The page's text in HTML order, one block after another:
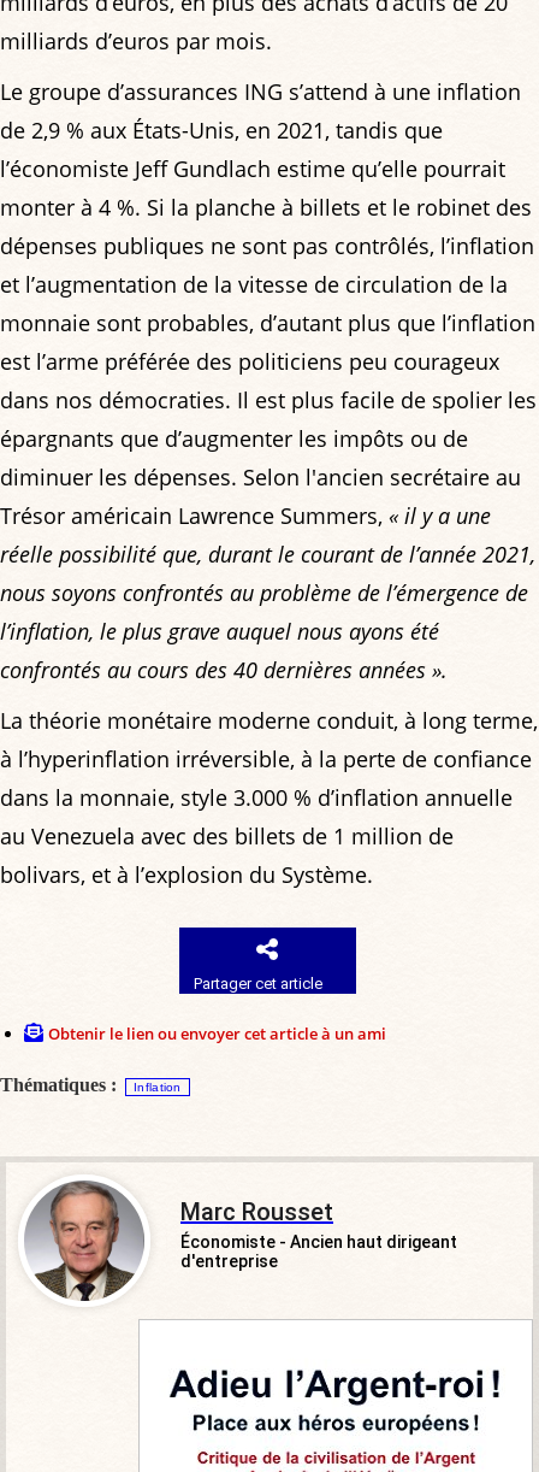
milliards d’euros par mois.
Le groupe d’assurances ING s’attend à une inflation
de 2,9 % aux États-Unis, en 2021, tandis que
l’économiste Jeff Gundlach estime qu’elle pourrait
monter à 4 %. Si la planche à billets et le robinet des
dépenses publiques ne sont pas contrôlés, l’inflation
et l’augmentation de la vitesse de circulation de la
monnaie sont probables, d’autant plus que l’inflation
est l’arme préférée des politiciens peu courageux
dans nos démocraties. Il est plus facile de spolier les
épargnants que d’augmenter les impôts ou de
diminuer les dépenses. Selon l'ancien secrétaire au
Trésor américain Lawrence Summers, « il y a une
réelle possibilité que, durant le courant de l’année 2021,
nous soyons confrontés au problème de l’émergence de
l’inflation, le plus grave auquel nous ayons été
confrontés au cours des 40 dernières années ».
La théorie monétaire moderne conduit, à long terme,
à l’hyperinflation irréversible, à la perte de confiance
dans la monnaie, style 3.000 % d’inflation annuelle
au Venezuela avec des billets de 1 million de
bolivars, et à l’explosion du Système.
Partager cet article
Obtenir le lien ou envoyer cet article à un ami
Thématiques : Inflation
Marc Rousset
Économiste - Ancien haut dirigeant
d'entreprise